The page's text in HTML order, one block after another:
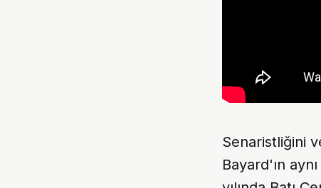
Senaristliğini
Bayard'ın